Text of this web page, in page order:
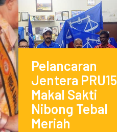
Pelancaran
Jentera PRU15
Makal Sakti
Nibong Tebal
Meriah